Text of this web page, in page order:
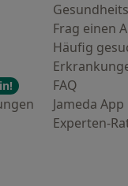
Frag einen
Häufig
FAQ
Jameda App
Experten-